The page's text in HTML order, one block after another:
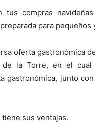
tus compras
para pequeños
oferta gastronómica
la Torre, en el cual
gastronómica, junto
sus ventajas.